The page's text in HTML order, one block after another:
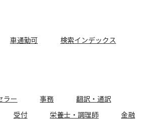
車通勤可 検索インデックス
ラー 事務
翻訳・通訳
受付 栄養士・調理師
金融